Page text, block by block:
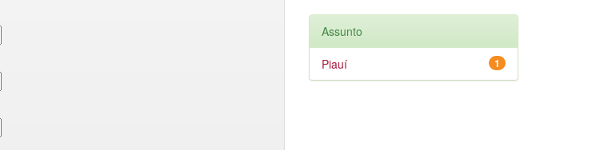
Assunto
1
Piauí